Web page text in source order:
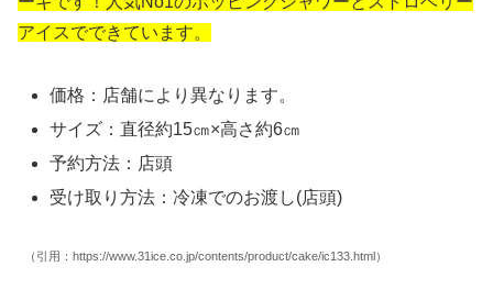
アイスでできています。
価格：店舗により異なります。
サイズ：直径約15㎝×高さ約6㎝
予約方法：店頭
受け取り方法：冷凍でのお渡し(店頭)
（引用：https://www.31ice.co.jp/contents/product/cake/ic133.html）